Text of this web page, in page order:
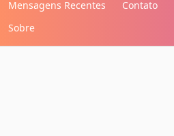
Mensagens Recentes
Contato
Sobre